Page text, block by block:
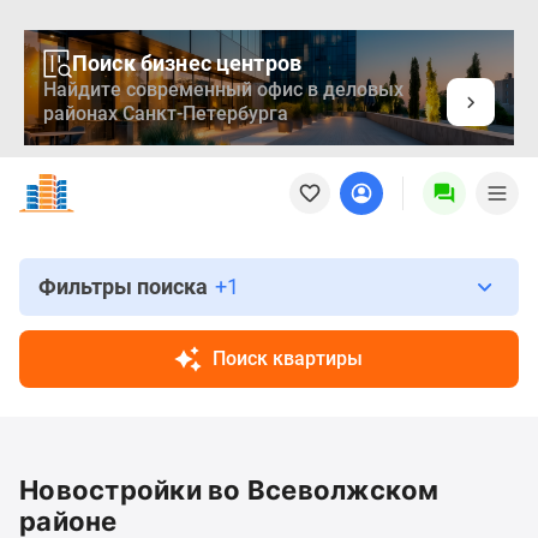
Поиск бизнес центров
Найдите современный офис в деловых
районах Санкт-Петербурга
Новостройки
Квартиры
Медиа
проекте
Контакты
Дзен
Продавцы
Фильтры поиска +1
Поиск квартиры
Новостройки во Всеволжском
районе